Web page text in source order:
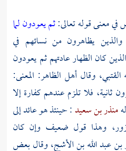
في معنى قوله تعالى:ثم يعودون لما
يظاهرون من نسائهم في
كان الظهار عادتهم ثم يعودون
القتبي، وقال أهل الظاهر: المعنى:
ثانية، فلا تلزم عندهم كفارة إلا
منذر بن سعيد: حينئذ هو عائد إلى
وهذا قول ضعيف وإن كان
بن عبد الله بن الأشج،وقال بعض